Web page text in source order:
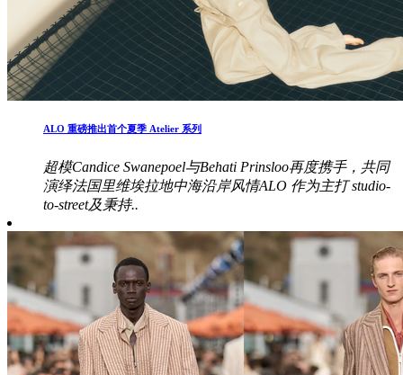
ALO 重磅推出首个夏季 Atelier 系列
超模Candice Swanepoel与Behati Prinsloo再度携手，共同
演绎法国里维埃拉地中海沿岸风情ALO 作为主打 studio-
to-street及秉持..